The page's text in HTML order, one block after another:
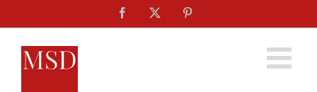
al
contenuto
Facebook